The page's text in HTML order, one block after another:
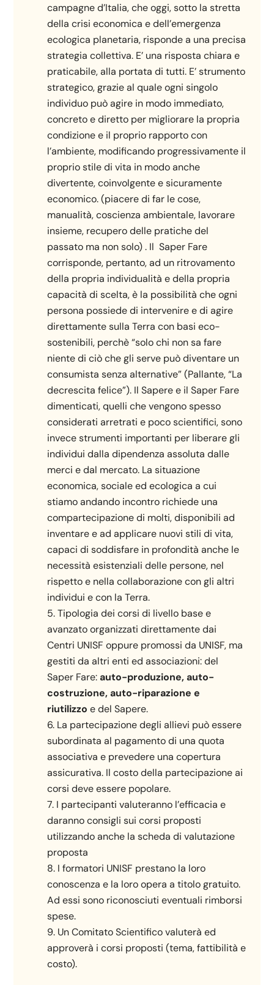
campagne d’Italia, che oggi, sotto la stretta
della crisi economica e dell’emergenza
ecologica planetaria, risponde a una precisa
strategia collettiva. E’ una risposta chiara e
praticabile, alla portata di tutti. E’ strumento
strategico, grazie al quale ogni singolo
individuo può agire in modo immediato,
concreto e diretto per migliorare la propria
condizione e il proprio rapporto con
l’ambiente, modificando progressivamente il
proprio stile di vita in modo anche
divertente, coinvolgente e sicuramente
economico. (piacere di far le cose,
manualità, coscienza ambientale, lavorare
insieme, recupero delle pratiche del
passato ma non solo) . Il Saper Fare
corrisponde, pertanto, ad un ritrovamento
della propria individualità e della propria
capacità di scelta, è la possibilità che ogni
persona possiede di intervenire e di agire
direttamente sulla Terra con basi eco-
sostenibili, perchè “solo chi non sa fare
niente di ciò che gli serve può diventare un
consumista senza alternative” (Pallante, “La
decrescita felice”). Il Sapere e il Saper Fare
dimenticati, quelli che vengono spesso
considerati arretrati e poco scientifici, sono
invece strumenti importanti per liberare gli
individui dalla dipendenza assoluta dalle
merci e dal mercato. La situazione
economica, sociale ed ecologica a cui
stiamo andando incontro richiede una
compartecipazione di molti, disponibili ad
inventare e ad applicare nuovi stili di vita,
capaci di soddisfare in profondità anche le
necessità esistenziali delle persone, nel
rispetto e nella collaborazione con gli altri
individui e con la Terra.
Tipologia dei corsi di livello base e
avanzato organizzati direttamente dai
Centri UNISF oppure promossi da UNISF, ma
gestiti da altri enti ed associazioni: del
Saper Fare:auto-produzione, auto-
costruzione, auto-riparazione e
riutilizzoe del Sapere.
La partecipazione degli allievi può essere
subordinata al pagamento di una quota
associativa e prevedere una copertura
assicurativa. Il costo della partecipazione ai
corsi deve essere popolare.
I partecipanti valuteranno l’efficacia e
daranno consigli sui corsi proposti
utilizzando anche la scheda di valutazione
proposta
I formatori UNISF prestano la loro
conoscenza e la loro opera a titolo gratuito.
Ad essi sono riconosciuti eventuali rimborsi
spese.
Un Comitato Scientifico valuterà ed
approverà i corsi proposti (tema, fattibilità e
costo).